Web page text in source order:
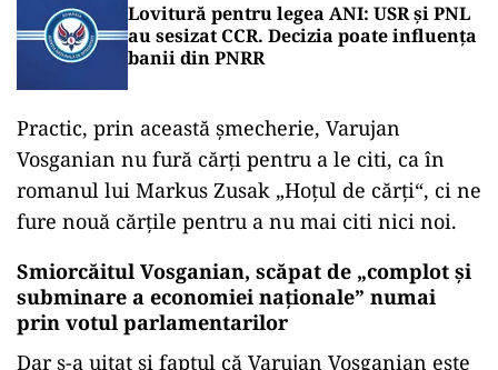
Lovitură pentru legea ANI: USR și PNL
au sesizat CCR. Decizia poate influența
banii din PNRR
Practic, prin această șmecherie, Varujan
Vosganian nu fură cărți pentru a le citi, ca în
romanul lui Markus Zusak „Hoțul de cărți“, ci ne
fure nouă cărțile pentru a nu mai citi nici noi.
Smiorcăitul Vosganian, scăpat de „complot și
subminare a economiei naționale” numai
prin votul parlamentarilor
Dar s-a uitat și faptul că Varujan Vosganian este